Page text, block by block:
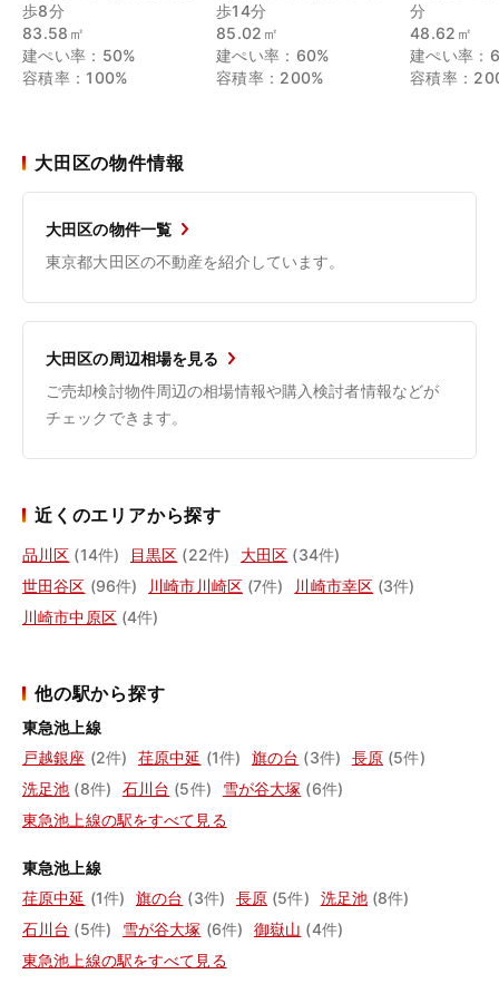
歩8分
83.58㎡
建ぺい率：50%
容積率：100%
歩14分
85.02㎡
建ぺい率：60%
容積率：200%
分
48.62㎡
建ぺい率：
容積率：
大田区の物件情報
大田区の物件一覧
東京都大田区の不動産を紹介しています。
大田区の周辺相場を見る
ご売却検討物件周辺の相場情報や購入検討者情報などが
チェックできます。
近くのエリアから探す
品川区 (14件) 目黒区 (22件) 大田区 (34件)
世田谷区 (96件) 川崎市川崎区 (7件) 川崎市幸区 (3件)
川崎市中原区 (4件)
他の駅から探す
東急池上線
戸越銀座 (2件) 荏原中延 (1件) 旗の台 (3件) 長原 (5件)
洗足池 (8件) 石川台 (5件) 雪が谷大塚 (6件)
東急池上線の駅をすべて見る
東急池上線
荏原中延 (1件) 旗の台 (3件) 長原 (5件) 洗足池 (8件)
石川台 (5件) 雪が谷大塚 (6件) 御嶽山 (4件)
東急池上線の駅をすべて見る